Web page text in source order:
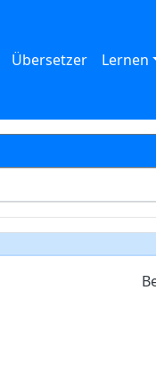
Übersetzer Lernen